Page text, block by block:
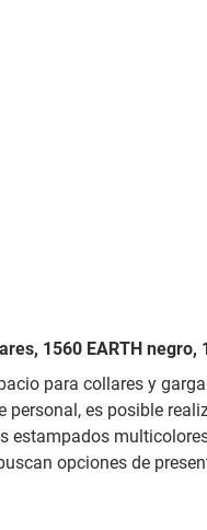
1560 EARTH negro,
para collares y
es posible
estampados
opciones de